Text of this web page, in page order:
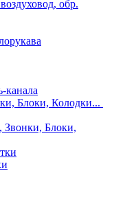
обр.
канала
Блоки, Колодки...
Звонки, Блоки,